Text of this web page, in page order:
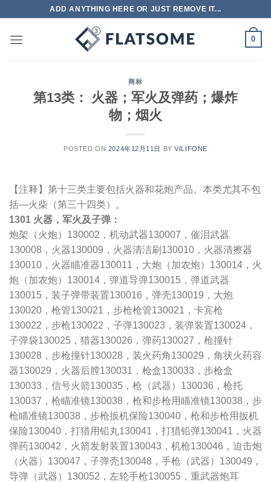
ADD ANYTHING HERE OR JUST REMOVE IT...
0
商标
第13类： 火器；军火及弹药；爆炸
物；烟火
POSTED ON 2024年12月11日 BYVILIFONE
【注释】第十三类主要包括火器和花炮产品。本类尤其不包
括—火柴（第三十四类）。
1301 火器，军火及子弹：
炮架（火炮）130002，机动武器130007，催泪武器
130008，火器130009，火器清洁刷130010，火器清擦器
130010，火器瞄准器130011，大炮（加农炮）130014，火
炮（加农炮）130014，弹道导弹130015，弹道武器
130015，装子弹带装置130016，弹壳130019，大炮
130020，枪管130021，步枪枪管130021，卡宾枪
130022，步枪130022，子弹130023，装弹装置130024，
子弹袋130025，猎器130026，弹药130027，枪撞针
130028，步枪撞针130028，装火药角130029，角状火药容
器130029，火器后膛130031，枪盒130033，步枪盒
130033，信号火箭130035，枪（武器）130036，枪托
130037，枪瞄准镜130038，枪和步枪用瞄准镜130038，步
枪瞄准镜130038，步枪扳机保险130040，枪和步枪用扳机
保险130040，打猎用铅丸130041，打猎铅弹130041，火器
弹药130042，火箭发射装置130043，机枪130046，迫击炮
（火器）130047，子弹壳130048，手枪（武器）130049，
导弹（武器）130052，左轮手枪130055，重武器炮耳